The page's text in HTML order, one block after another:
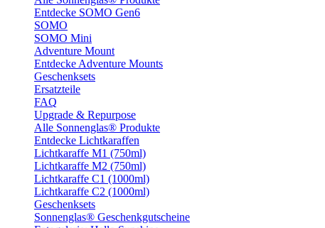
Entdecke SOMO Gen6
SOMO
SOMO Mini
Adventure Mount
Entdecke Adventure Mounts
Geschenksets
Ersatzteile
FAQ
Upgrade & Repurpose
Alle Sonnenglas® Produkte
Entdecke Lichtkaraffen
Lichtkaraffe M1 (750ml)
Lichtkaraffe M2 (750ml)
Lichtkaraffe C1 (1000ml)
Lichtkaraffe C2 (1000ml)
Geschenksets
Sonnenglas® Geschenkgutscheine